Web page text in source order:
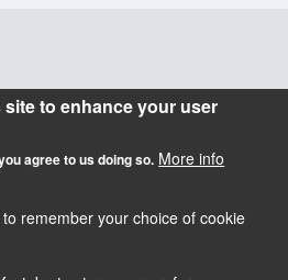
orleans.fr
to enhance your user
agree to us doing so. More info
remember your choice of cookie